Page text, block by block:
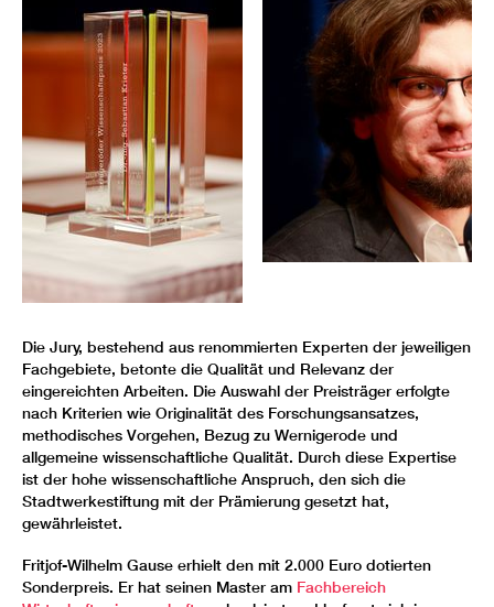
Die Jury, bestehend aus renommierten Experten der jeweiligen
Fachgebiete, betonte die Qualität und Relevanz der
eingereichten Arbeiten. Die Auswahl der Preisträger erfolgte
nach Kriterien wie Originalität des Forschungsansatzes,
methodisches Vorgehen, Bezug zu Wernigerode und
allgemeine wissenschaftliche Qualität. Durch diese Expertise
ist der hohe wissenschaftliche Anspruch, den sich die
Stadtwerkestiftung mit der Prämierung gesetzt hat,
gewährleistet.
Fritjof-Wilhelm Gause erhielt den mit 2.000 Euro dotierten
Sonderpreis. Er hat seinen Master am Fachbereich